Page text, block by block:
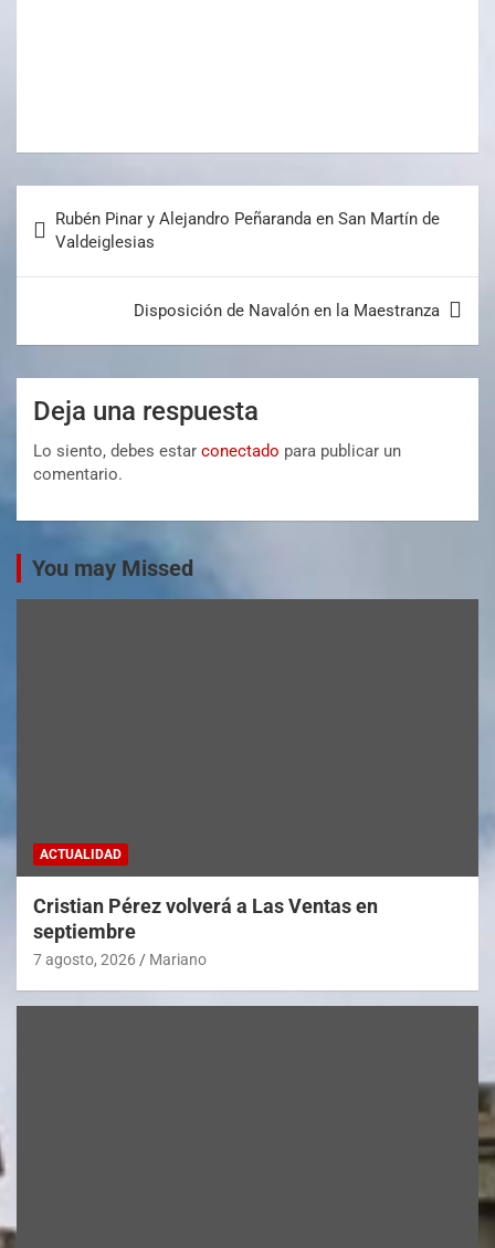
Rubén Pinar y Alejandro Peñaranda en San Martín de
Valdeiglesias
Disposición de Navalón en la Maestranza
Deja una respuesta
Lo siento, debes estar conectado para publicar un
comentario.
You may Missed
ACTUALIDAD
Cristian Pérez volverá a Las Ventas en
septiembre
7 agosto, 2026 Mariano